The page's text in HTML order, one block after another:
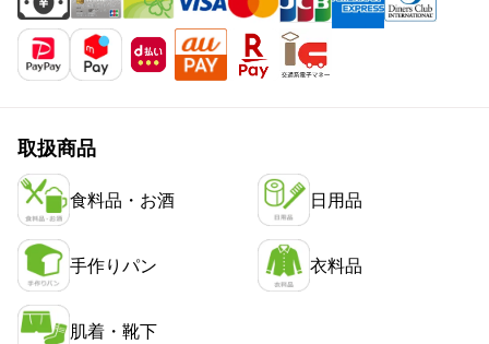
取扱商品
食料品・お酒 日用品
手作りパン 衣料品
肌着・靴下